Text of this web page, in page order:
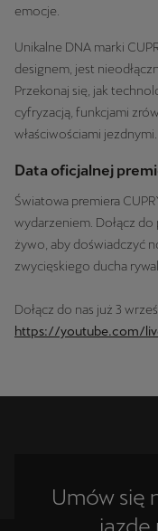
emocje.
Unikalne DNA marki
designem, jest
Przekonaj się, jak
cyfryzacją, funkcjami
właściwościami jezdnymi.
Data oficjalnej
Światowa premiera
wydarzeniem. Dołącz do
żywo, aby doświadczyć
zwycięskiego ducha
Dołącz do nas już 3
https://youtube.com/
Umów się
jazdę